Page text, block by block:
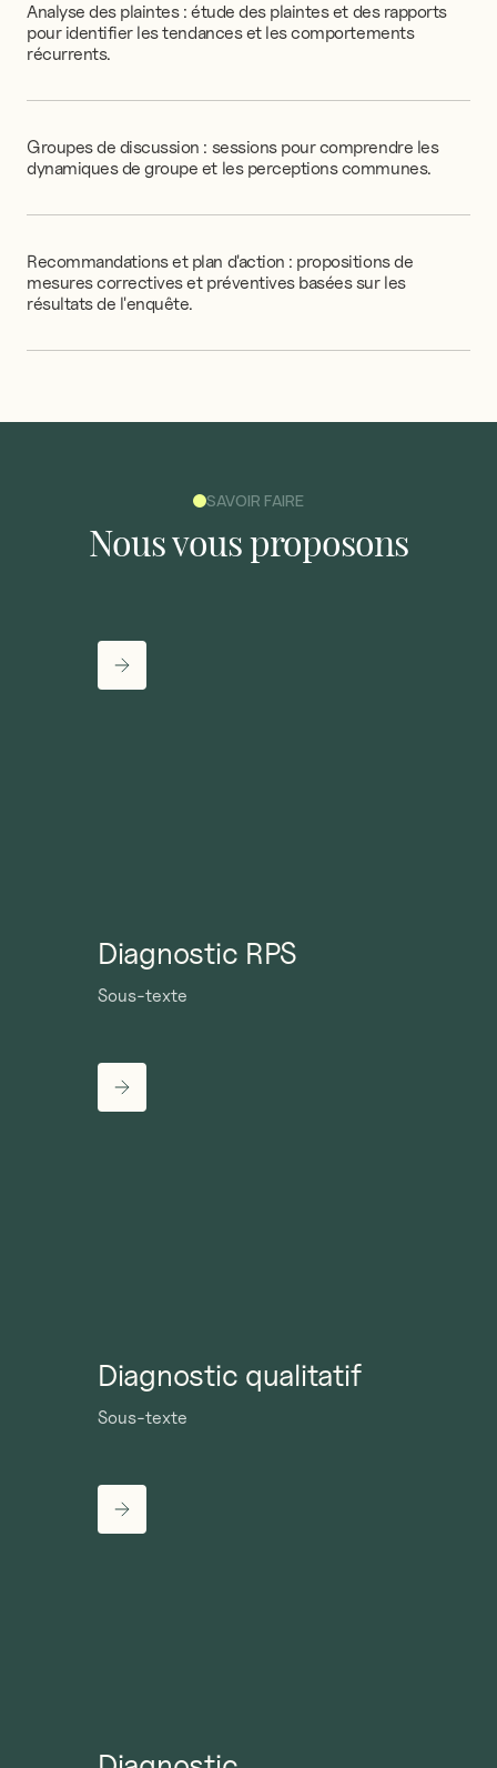
Analyse des plaintes : étude des plainteset des rapports
pour identifier lestendances et lescomportements
récurrents.
Groupesde discussion : sessions pourcomprendre les
dynamiquesde groupe et les perceptionscommunes.
Recommandationset plan d'action : propositionsde
mesurescorrectiveset préventives baséessur les
résultatsde l'enquête.
SAVOIR FAIRE
Nousvousproposons
Diagnostic RPS
Sous-texte
Diagnostic qualitatif
Sous-texte